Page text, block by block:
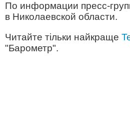
По информации пресс-
в Николаевской области.
Читайте тільки найкраще
"Барометр".